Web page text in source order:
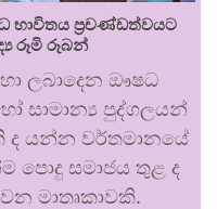
භාවිතය ප්‍රචණ්ඩත්වයට
රූමි රූබන්
ලබාදෙන ඖෂධ
සාමාන්‍ය පුද්ගලයන්
ද යන්න වර්තමානයේ
සමාජය තුළ ද
මාතෘකාවකි.